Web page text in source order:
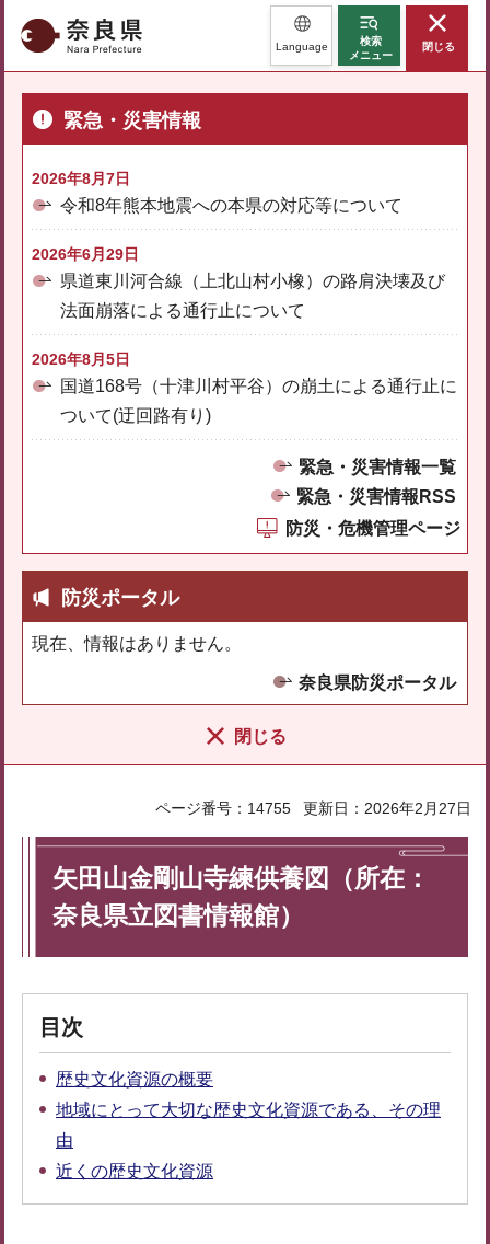
奈良県 Language
検索
メニュー
閉じる
緊急・災害情報
2026年8月7日
令和8年熊本地震への本県の対応等について
2026年6月29日
県道東川河合線（上北山村小橡）の路肩決壊及び
法面崩落による通行止について
2026年8月5日
国道168号（十津川村平谷）の崩土による通行止に
ついて(迂回路有り)
緊急・災害情報一覧
緊急・災害情報RSS
防災・危機管理ページ
防災ポータル
現在、情報はありません。
奈良県防災ポータル
閉じる
ページ番号：14755 更新日：2026年2月27日
矢田山金剛山寺練供養図（所在：
奈良県立図書情報館）
目次
歴史文化資源の概要
地域にとって大切な歴史文化資源である、その理
由
近くの歴史文化資源